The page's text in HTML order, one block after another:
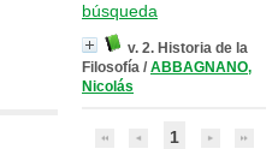
búsqueda
v. 2. Historia de la
Filosofía / ABBAGNANO,
Nicolás
1